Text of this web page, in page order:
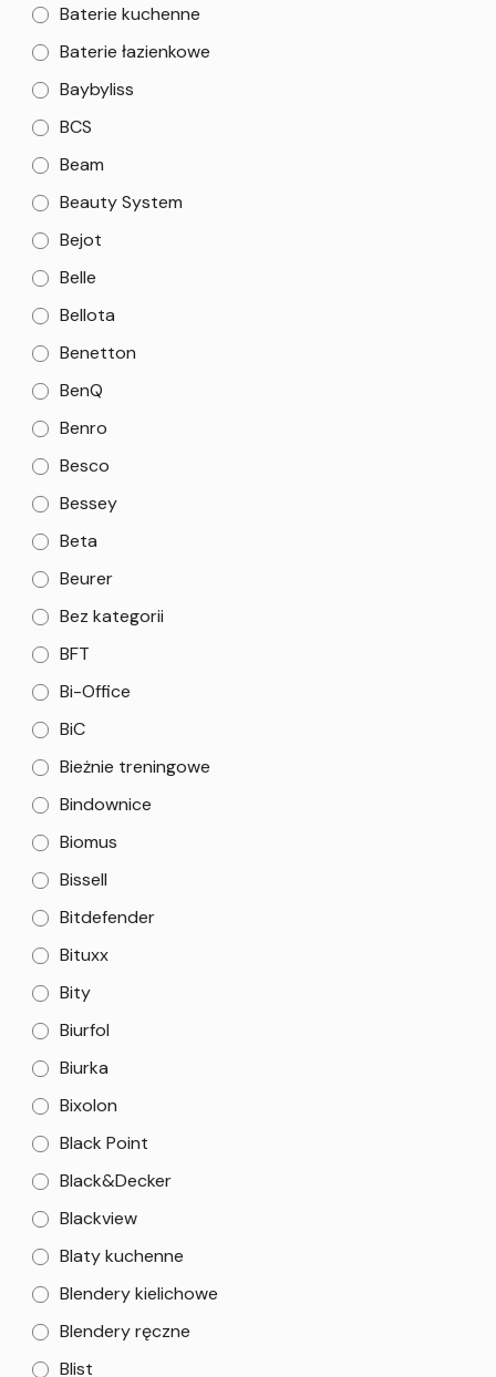
Baterie kuchenne
Baterie łazienkowe
Baybyliss
BCS
Beam
Beauty System
Bejot
Belle
Bellota
Benetton
BenQ
Benro
Besco
Bessey
Beta
Beurer
Bez kategorii
BFT
Bi-Office
BiC
Bieżnie treningowe
Bindownice
Biomus
Bissell
Bitdefender
Bituxx
Bity
Biurfol
Biurka
Bixolon
Black Point
Black&Decker
Blackview
Blaty kuchenne
Blendery kielichowe
Blendery ręczne
Blist